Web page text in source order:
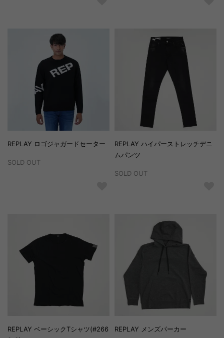
REPLAY ロゴジャガードセーター
SOLD OUT
REPLAY ハイパーストレッチデニ
ムパンツ
SOLD OUT
REPLAY ベーシックTシャツ(#266
REPLAY メンズパーカー